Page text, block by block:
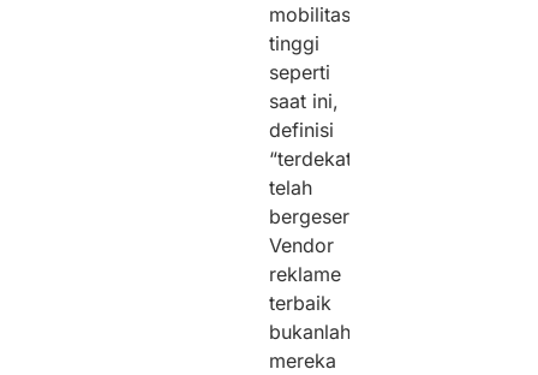
mobilitas
tinggi
seperti
saat ini,
definisi
“terdekat”
telah
bergeser.
Vendor
reklame
terbaik
bukanlah
mereka